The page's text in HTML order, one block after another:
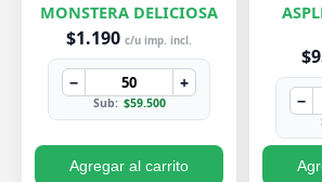
MONSTERA DELICIOSA
$1.190 c/u imp. incl.
− +
Sub: $59.500
Agregar al carrito
−